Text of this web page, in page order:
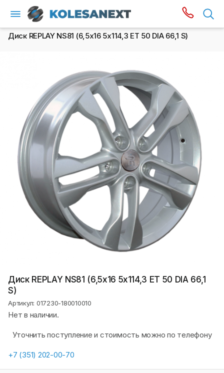
Диск REPLAY NS81 (6,5х16 5x114,3 ET 50 DIA 66,1 S)
Диск REPLAY NS81 (6,5х16 5x114,3 ET 50 DIA 66,1
S)
Артикул: 017230-180010010
Нет в наличии.
Уточнить поступление и стоимость можно по телефону
+7 (351) 202-00-70